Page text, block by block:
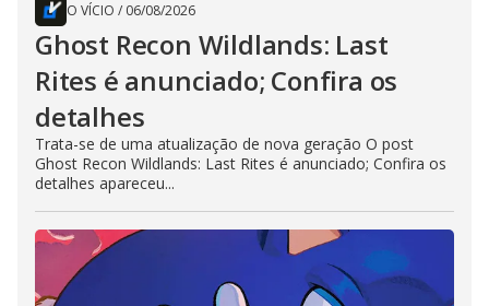
O VÍCIO / 06/08/2026
Ghost Recon Wildlands: Last
Rites é anunciado; Confira os
detalhes
Trata-se de uma atualização de nova geração O post
Ghost Recon Wildlands: Last Rites é anunciado; Confira os
detalhes apareceu...